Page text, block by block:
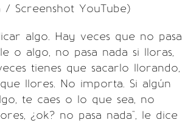
Screenshot YouTube)
algo. Hay veces que no pasa
o algo, no pasa nada si lloras,
tienes que sacarlo llorando,
llores. No importa. Si algún
te caes o lo que sea, no
¿ok? no pasa nada", le dice